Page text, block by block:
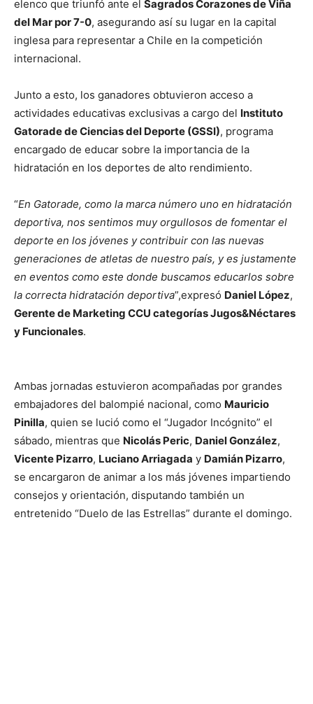
elenco que triunfó ante el Sagrados Corazones de Viña
del Mar por 7-0, asegurando así su lugar en la capital
inglesa para representar a Chile en la competición
internacional.
Junto a esto, los ganadores obtuvieron acceso a
actividades educativas exclusivas a cargo del Instituto
Gatorade de Ciencias del Deporte (GSSI), programa
encargado de educar sobre la importancia de la
hidratación en los deportes de alto rendimiento.
“En Gatorade, como la marca número uno en hidratación
deportiva, nos sentimos muy orgullosos de fomentar el
deporte en los jóvenes y contribuir con las nuevas
generaciones de atletas de nuestro país, y es justamente
en eventos como este donde buscamos educarlos sobre
la correcta hidratación deportiva”,expresó Daniel López,
Gerente de Marketing CCU categorías Jugos&Néctares
y Funcionales.
Ambas jornadas estuvieron acompañadas por grandes
embajadores del balompié nacional, como Mauricio
Pinilla, quien se lució como el “Jugador Incógnito” el
sábado, mientras que Nicolás Peric, Daniel González,
Vicente Pizarro, Luciano Arriagada y Damián Pizarro,
se encargaron de animar a los más jóvenes impartiendo
consejos y orientación, disputando también un
entretenido “Duelo de las Estrellas” durante el domingo.